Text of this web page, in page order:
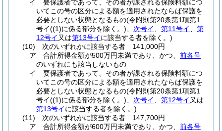
イ
要保護者であって、その者が課される保険料額につ
いてこの号の区分による額を適用されたならば保護を
必要としない状態となるもの(令附則第20条第1項第1
号イ((1)に係る部分を除く。) 次号イ 第11号イ
第
12号イ 又は第13号イに該当する者を除く。)
(10)
次のいずれかに該当する者 141,000円
ア
合計所得金額が500万円未満であり、かつ、 前各号
のいずれにも該当しないもの
イ
要保護者であって、その者が課される保険料額につ
いてこの号の区分による額を適用されたならば保護を
必要としない状態となるもの(令附則第20条第1項第1
号イ((1)に係る部分を除く。) 次号イ 第12号イ 又は
第13号イに該当する者を除く。)
(11)
次のいずれかに該当する者 147,700円
ア
合計所得金額が600万円未満であり、かつ、 前各号